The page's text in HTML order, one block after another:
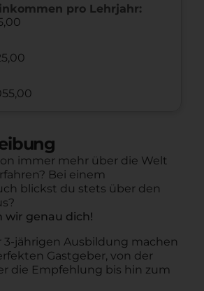
pro Lehrjahr:
immer mehr über die Welt
Bei einem
blickst du stets über den
wir genau dich!
3-jährigen Ausbildung machen
Gastgeber, von der
die Empfehlung bis hin zum